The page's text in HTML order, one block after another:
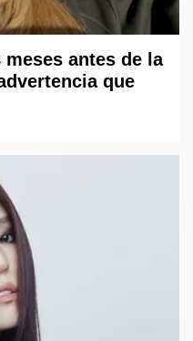
antes de la
que